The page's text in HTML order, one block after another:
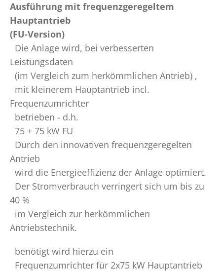
Ausführung mit frequenzgeregeltem
Hauptantrieb
(FU-Version)
Die Anlage wird, bei verbesserten
Leistungsdaten
(im Vergleich zum herkömmlichen Antrieb) ,
mit kleinerem Hauptantrieb incl.
Frequenzumrichter
betrieben - d.h.
75 + 75 kW FU
Durch den innovativen frequenzgeregelten
Antrieb
wird die Energieeffizienz der Anlage optimiert.
Der Stromverbrauch verringert sich um bis zu
40 %
im Vergleich zur herkömmlichen
Antriebstechnik.
benötigt wird hierzu ein
Frequenzumrichter für 2x75 kW Hauptantrieb